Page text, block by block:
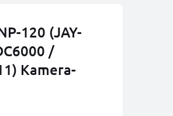
120 (JAY-
/
Kamera-